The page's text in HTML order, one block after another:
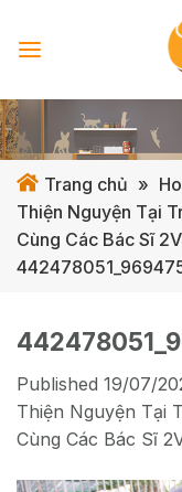
Trang chủ »
Thiện Nguyện Tại
Cùng Các Bác Sĩ
Published 19/07/
Thiện Nguyện Tại
Cùng Các Bác Sĩ